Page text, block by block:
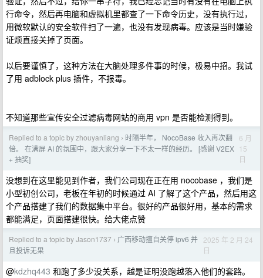
行命令，然后再电脑和虚拟机里都查了一下命令历史，没有执行过，
用微软默认的安全软件扫了一遍，也没有发现病毒。应该是当时嫌验
证烦直接关掉了页面。
以后要谨慎了，这种方法在大脑处理多件事的时候，极易中招。我试
了用 adblock plus 插件，不报毒。
不知道那些宣传安全过滤病毒网站的商用 vpn 是否能检测得到。
Replied to a topic by zhouyanliang › 时隔半年， NocoBase 收入再次翻
倍。 在满屏 AI 的氛围中，跟大家分享一下不太一样的经历。 [感谢 V2EX
+ 抽奖]
6 月
15
日
没想到在这里能见到作者，我们公司现在正在用 nocobase ，我们是
小型初创公司，老板在年初的时候通过 AI 了解了这个产品，然后用这
个产品搭建了我们的数据集中平台。很好的产品很好用，基本的需求
都能满足，页面搭建很快。给大佬点赞
Replied to a topic by Jason1737 › 广西移动擅自关停 ipv6 并
且投诉无果
2025 年 2 月 24
日
@kdzhq443 和跑了多少没关系，越是证明没跑越落入他们的套路。